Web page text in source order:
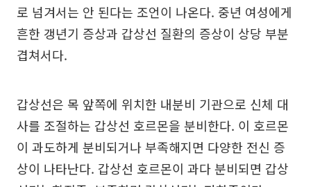
로 넘겨서는 안 된다는 조언이 나온다. 중년 여성에게
흔한 갱년기 증상과 갑상선 질환의 증상이 상당 부분
겹쳐서다.
갑상선은 목 앞쪽에 위치한 내분비 기관으로 신체 대
사를 조절하는 갑상선 호르몬을 분비한다. 이 호르몬
이 과도하게 분비되거나 부족해지면 다양한 전신 증
상이 나타난다. 갑상선 호르몬이 과다 분비되면 갑상